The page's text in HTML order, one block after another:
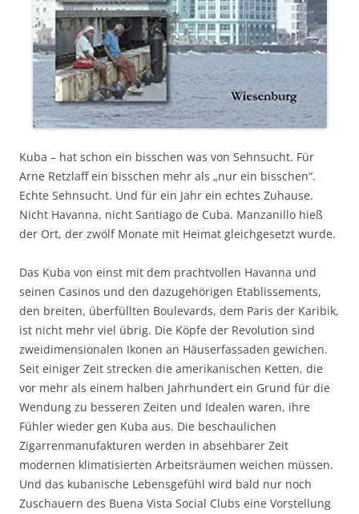
Kuba – hat schon ein bisschen was von Sehnsucht. Für
Arne Retzlaff ein bisschen mehr als „nur ein bisschen“.
Echte Sehnsucht. Und für ein Jahr ein echtes Zuhause.
Nicht Havanna, nicht Santiago de Cuba. Manzanillo hieß
der Ort, der zwölf Monate mit Heimat gleichgesetzt wurde.
Das Kuba von einst mit dem prachtvollen Havanna und
seinen Casinos und den dazugehörigen Etablissements,
den breiten, überfüllten Boulevards, dem Paris der Karibik,
ist nicht mehr viel übrig. Die Köpfe der Revolution sind
zweidimensionalen Ikonen an Häuserfassaden gewichen.
Seit einiger Zeit strecken die amerikanischen Ketten, die
vor mehr als einem halben Jahrhundert ein Grund für die
Wendung zu besseren Zeiten und Idealen waren, ihre
Fühler wieder gen Kuba aus. Die beschaulichen
Zigarrenmanufakturen werden in absehbarer Zeit
modernen klimatisierten Arbeitsräumen weichen müssen.
Und das kubanische Lebensgefühl wird bald nur noch
Zuschauern des Buena Vista Social Clubs eine Vorstellung